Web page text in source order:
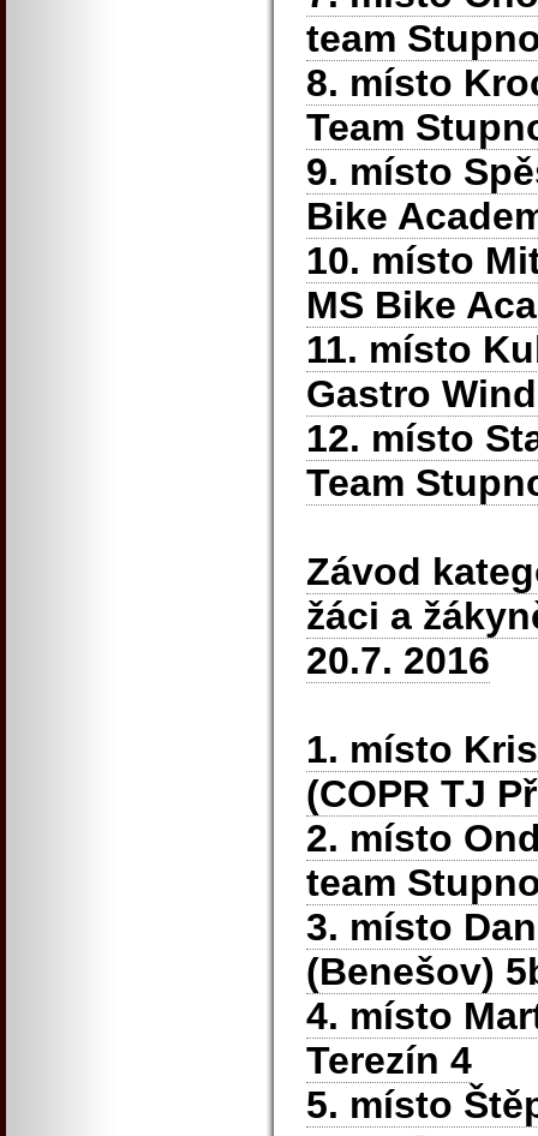
team
8. místo
Team
9. místo
Bike
10. místo
MS Bike
11. místo
Gastro
12. místo
Team
Závod
žáci a
20.7. 2016
1. místo
(COPR TJ
2. místo
team
3. místo
(Benešov)
4. místo
Terezín 4
5. místo